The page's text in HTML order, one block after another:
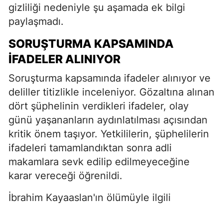
gizliliği nedeniyle şu aşamada ek bilgi
paylaşmadı.
SORUŞTURMA KAPSAMINDA
İFADELER ALINIYOR
Soruşturma kapsamında ifadeler alınıyor ve
deliller titizlikle inceleniyor. Gözaltına alınan
dört şüphelinin verdikleri ifadeler, olay
günü yaşananların aydınlatılması açısından
kritik önem taşıyor. Yetkililerin, şüphelilerin
ifadeleri tamamlandıktan sonra adli
makamlara sevk edilip edilmeyeceğine
karar vereceği öğrenildi.
İbrahim Kayaaslan'ın ölümüyle ilgili